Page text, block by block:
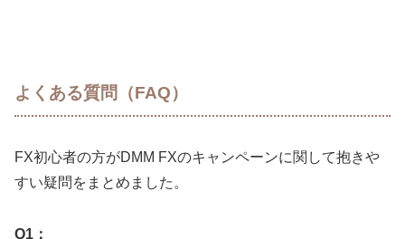
よくある質問（FAQ）
FX初心者の方がDMM FXのキャンペーンに関して抱きや
すい疑問をまとめました。
Q1：